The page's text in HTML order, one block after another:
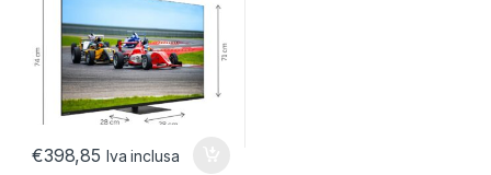
€398,85 Iva inclusa